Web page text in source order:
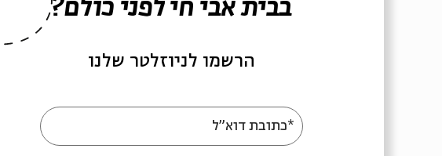
בבית אבי חי לפני כולם?
הרשמו לניוזלטר שלנו
*כתובת דוא"ל